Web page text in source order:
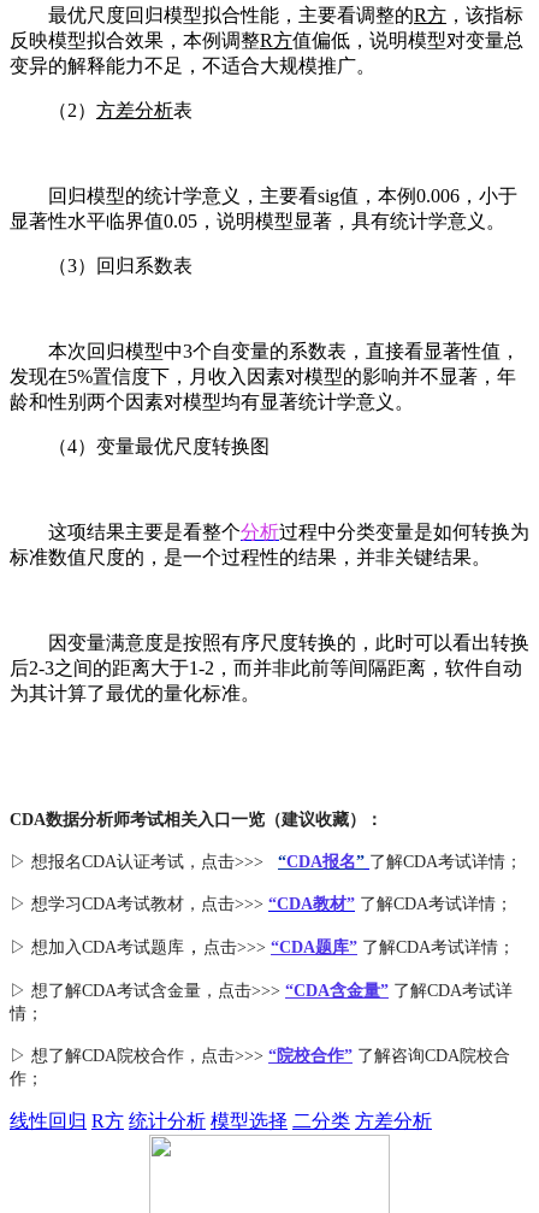
最优尺度回归模型拟合性能，主要看调整的R方 ，该指标
反映模型拟合效果，本例调整R方值偏低，说明模型对变量总
变异的解释能力不足，不适合大规模推广。
（2） 方差分析表
回归模型的统计学意义，主要看sig值，本例0.006，小于
显著性水平临界值0.05，说明模型显著，具有统计学意义。
（3）回归系数表
本次回归模型中3个自变量的系数表，直接看显著性值，
发现在5%置信度下，月收入因素对模型的影响并不显著，年
龄和性别两个因素对模型均有显著统计学意义。
（4）变量最优尺度转换图
这项结果主要是看整个分析过程中分类变量是如何转换为
标准数值尺度的，是一个过程性的结果，并非关键结果。
因变量满意度是按照有序尺度转换的，此时可以看出转换
后2-3之间的距离大于1-2，而并非此前等间隔距离，软件自动
为其计算了最优的量化标准。
CDA数据分析师考试相关入口一览（建议收藏）：
▷ 想报名CDA认证考试，点击>>> “CDA报名” 了解CDA考试详情；
▷ 想学习CDA考试教材，点击>>> “CDA教材” 了解CDA考试详情；
▷ 想加入CDA考试题库 ， 点击>>> “CDA题库” 了解CDA考试详情；
▷ 想了解CDA考试含金量 ，点击>>> “CDA含金量” 了解CDA考试详
情；
▷ 想了解CDA院校合作 ，点击>>> “院校合作” 了解咨询CDA院校合
作；
线性回归 R方 统计分析 模型选择 二分类 方差分析